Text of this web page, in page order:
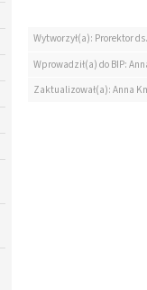
Wytworzył(a): Prorektor
Wprowadził(a) do BIP:
Zaktualizował(a): Anna